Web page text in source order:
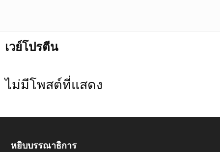
เวย์โปรตีน
ไม่มีโพสต์ที่แสดง
หยิบบรรณาธิการ